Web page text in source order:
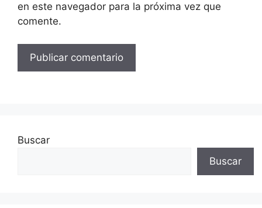
en este navegador para la próxima vez que
comente.
Buscar
Buscar